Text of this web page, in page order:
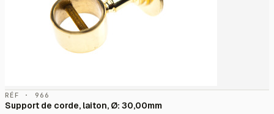
RÉF · 966
Support de corde, laiton, Ø: 30,00mm